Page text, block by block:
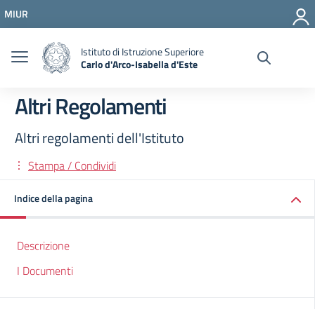
Vai al menu di navigazione
Vai al footer
MIUR
Istituto di Istruzione Superiore
Carlo d'Arco-Isabella d'Este
Altri Regolamenti
Altri regolamenti dell'Istituto
Stampa / Condividi
Indice della pagina
Descrizione
I Documenti